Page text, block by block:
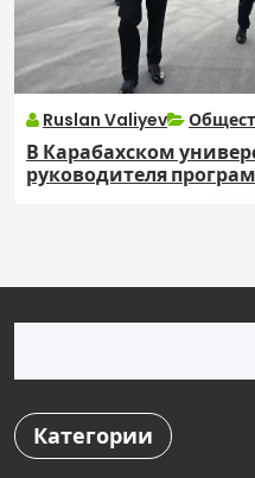
Ruslan Valiyev
В Карабахском
руководителя
Категории